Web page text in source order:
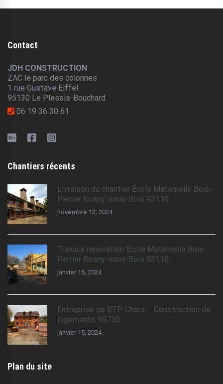
Contact
JDH CONSTRUCTION
ZAC le parc des colonnes
1 rue Gustave Eiffel
95130 Le Plessis-Bouchard
06 19 36 30 61
Chantiers récents
Livraison du chantier École Maternelle Bois-
Perrier Rosny-sous-Bois 93110
novembre 12, 2024
Travaux rénovation École Maternelle Bois-
Perrier Rosny-sous-Bois 93110
janvier 15, 2024
Entreprise de BTP Chars – Construction de
logements 95750
janvier 15, 2024
Plan du site